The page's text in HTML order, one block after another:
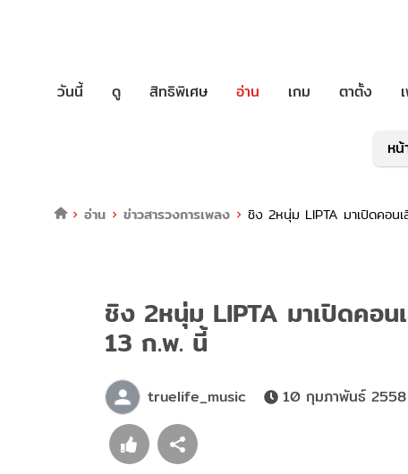
วันนี้ ดู สิทธิพิเศษ อ่าน เกม ตาตั้ง
หน้
อ่าน ข่าวสารวงการเพลง ชิง 2หนุ่ม LIPTA มาเปิดคอ
ชิง 2หนุ่ม LIPTA มาเปิดค
13 ก.พ. นี้
truelife_music 10 กุมภาพันธ์